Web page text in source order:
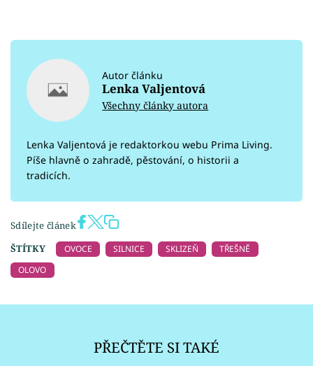
Autor článku
Lenka Valjentová
Všechny články autora
Lenka Valjentová je redaktorkou webu Prima Living.
Píše hlavně o zahradě, pěstování, o historii a
tradicích.
Sdílejte článek
ŠTÍTKY
OVOCE SILNICE SKLIZEŇ
TŘEŠNĚ
OLOVO
PŘEČTĚTE SI TAKÉ